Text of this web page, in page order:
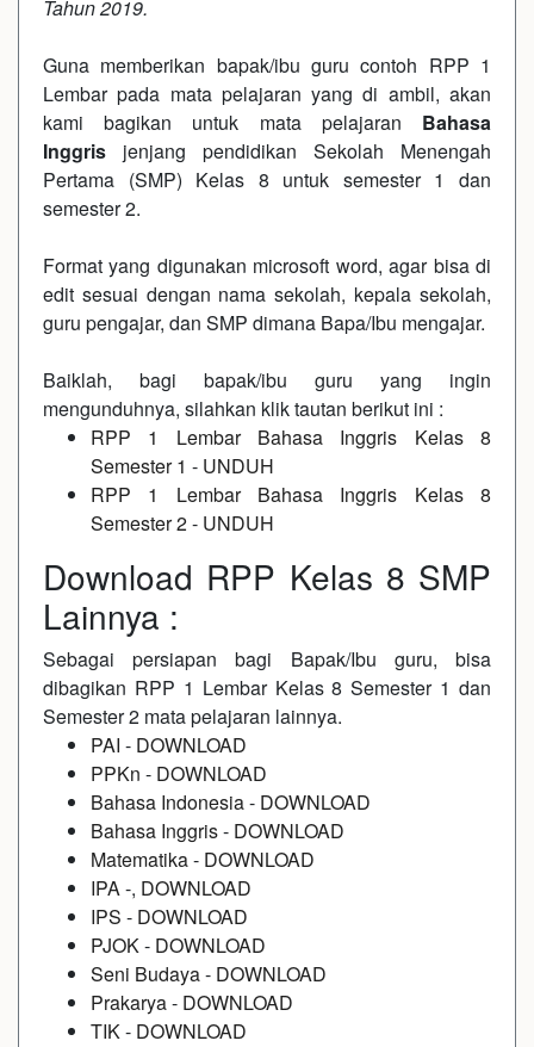
Tahun 2019.
Guna memberikan bapak/ibu guru contoh RPP 1
Lembar pada mata pelajaran yang di ambil, akan
kami bagikan untuk mata pelajaran Bahasa
Inggris jenjang pendidikan Sekolah Menengah
Pertama (SMP) Kelas 8 untuk semester 1 dan
semester 2.
Format yang digunakan microsoft word, agar bisa di
edit sesuai dengan nama sekolah, kepala sekolah,
guru pengajar, dan SMP dimana Bapa/Ibu mengajar.
Baiklah, bagi bapak/ibu guru yang ingin
mengunduhnya, silahkan klik tautan berikut ini :
RPP 1 Lembar Bahasa Inggris Kelas 8
Semester 1 - UNDUH
RPP 1 Lembar Bahasa Inggris Kelas 8
Semester 2- UNDUH
Download RPP Kelas 8 SMP
Lainnya :
Sebagai persiapan bagi Bapak/Ibu guru, bisa
dibagikan RPP 1 Lembar Kelas 8 Semester 1 dan
Semester 2 mata pelajaran lainnya.
PAI - DOWNLOAD
PPKn - DOWNLOAD
Bahasa Indonesia- DOWNLOAD
Bahasa Inggris- DOWNLOAD
Matematika- DOWNLOAD
IPA-, DOWNLOAD
IPS - DOWNLOAD
PJOK- DOWNLOAD
Seni Budaya- DOWNLOAD
Prakarya- DOWNLOAD
TIK- DOWNLOAD